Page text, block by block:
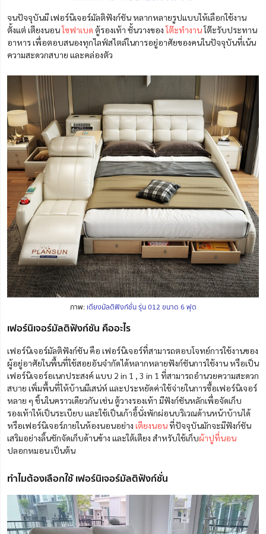
จนปัจจุบันมี เฟอร์นิเจอร์มัลติฟังก์ชัน หลากหลายรูปแบบให้เลือกใช้งาน
ตั้งแต่ เตียงนอนโซฟาเบด ตู้รองเท้า ชั้นวางของโต๊ะทำงานโต๊ะรับประทาน
อาหาร เพื่อตอบสนองทุกไลฟ์สไตล์ในการอยู่อาศัยของคนในปัจจุบันที่เน้น
ความสะดวกสบาย และคล่องตัว
ภาพ: เตียงมัลติฟังก์ชั่น รุ่น 012 ขนาด 6 ฟุต
เฟอร์นิเจอร์มัลติฟังก์ชัน คืออะไร
เฟอร์นิเจอร์มัลติฟังก์ชัน คือ เฟอร์นิเจอร์ที่สามารถตอบโจทย์การใช้งานของ
ผู้อยู่อาศัยในพื้นที่ใช้สอยอันจำกัดได้หลากหลายฟังก์ชันการใช้งาน หรือเป็น
เฟอร์นิเจอร์อเนกประสงค์ แบบ 2 in 1 , 3 in 1 ที่สามารถอำนวยความสะดวก
สบาย เพิ่มพื้นที่ให้บ้านมีเสน่ห์ และประหยัดค่าใช้จ่ายในการซื้อเฟอร์นิเจอร์
หลาย ๆ ชิ้นในคราวเดียวกัน เช่น ตู้วางรองเท้า มีฟังก์ชันหลักเพื่อจัดเก็บ
รองเท้าให้เป็นระเบียบ และใช้เป็นเก้าอี้นั่งพักผ่อนบริเวณด้านหน้าบ้านได้
หรือเฟอร์นิเจอร์ภายในห้องนอนอย่าง เตียงนอนที่ปัจจุบันมักจะมีฟังก์ชัน
เสริมอย่างลิ้นชักจัดเก็บด้านข้าง และใต้เตียง สำหรับใช้เก็บผ้าปูที่นอน
ปลอกหมอน เป็นต้น
ทำไมต้องเลือกใช้ เฟอร์นิเจอร์มัลติฟังก์ชั่น